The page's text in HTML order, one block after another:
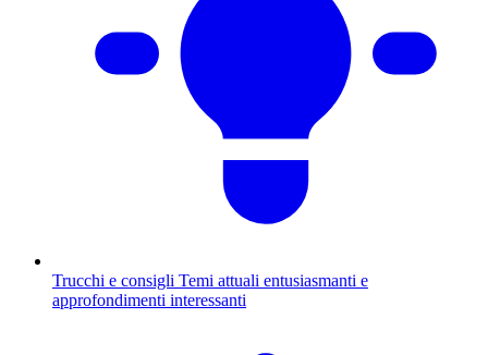
Trucchi e consigli Temi attuali entusiasmanti e
approfondimenti interessanti